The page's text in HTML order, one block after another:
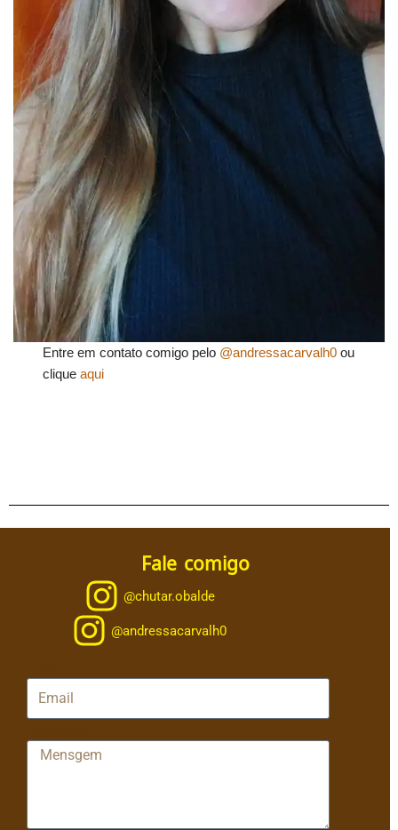
Entre em contato comigo pelo @andressacarvalh0 ou
clique aqui
Fale comigo
@chutar.obalde
@andressacarvalh0